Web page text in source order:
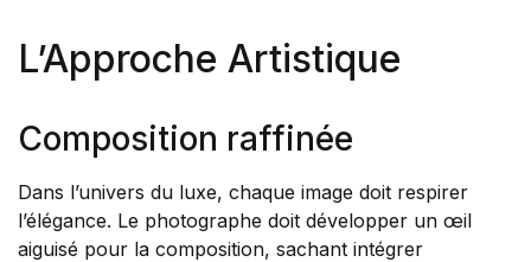
L’Approche Artistique
Composition raffinée
Dans l’univers du luxe, chaque image doit respirer
l’élégance. Le photographe doit développer un œil
aiguisé pour la composition, sachant intégrer